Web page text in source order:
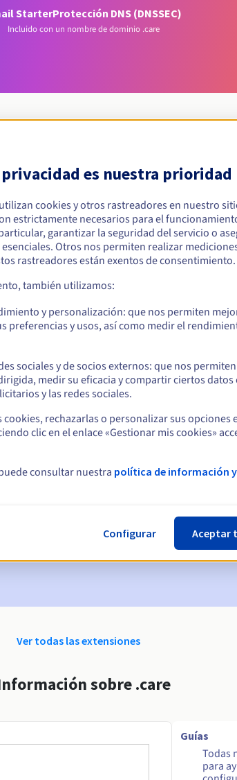
StarterProtección DNS (DNSSEC)
Incluido con un nombre de dominio .care
de elegibilidad
sin restricción geográfica.
de gestión y notificaciones
de la fecha de vencimiento
la suspensión del nombre de dominio
para notificar la eliminación del nombre de
Ver todas las extensiones
sobre .care
Guías
Todas
para
es nuestra prioridad
utilizan cookies y otros rastreadores en nuestro
estrictamente necesarios para el
garantizar la seguridad del servicio o
Otros nos permiten realizar
rastreadores están exentos de consentimiento.
también utilizamos:
y personalización: que nos permiten
preferencias y usos, así como medir el
sociales y de socios externos: que nos permiten
medir su eficacia y compartir ciertos datos
y las redes sociales.
cookies, rechazarlas o personalizar sus opciones
clic en el enlace «Gestionar mis cookies»
consultar nuestra política de información
Configurar Aceptar